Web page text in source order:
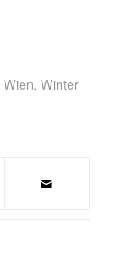
Wien, Winter